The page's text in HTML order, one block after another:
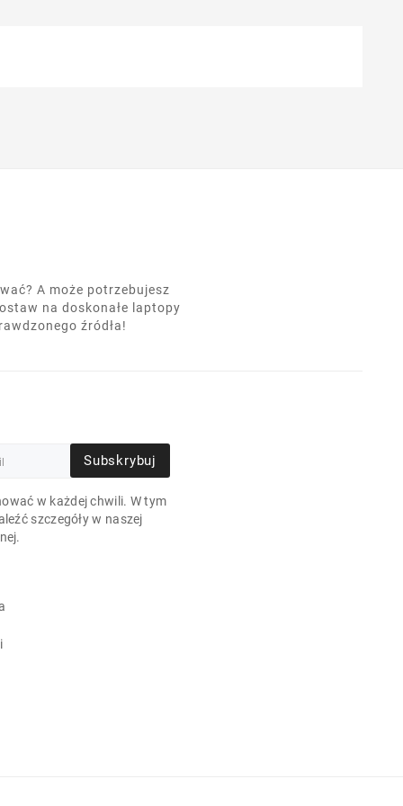
A może potrzebujesz
na doskonałe laptopy
źródła!
Subskrybuj
w każdej chwili. W tym
szczegóły w naszej